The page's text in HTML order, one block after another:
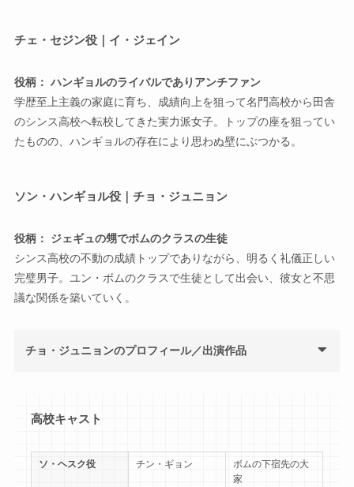
チェ・セジン役｜イ・ジェイン
役柄： ハンギョルのライバルでありアンチファン
学歴至上主義の家庭に育ち、成績向上を狙って名門高校から田舎
のシンス高校へ転校してきた実力派女子。トップの座を狙ってい
たものの、ハンギョルの存在により思わぬ壁にぶつかる。
ソン・ハンギョル役｜チョ・ジュニョン
役柄： ジェギュの甥でボムのクラスの生徒
シンス高校の不動の成績トップでありながら、明るく礼儀正しい
完璧男子。ユン・ボムのクラスで生徒として出会い、彼女と不思
議な関係を築いていく。
チョ・ジュニョンのプロフィール／出演作品
高校キャスト
ソ・ヘスク役 チン・ギョン
ボムの下宿先の大
家